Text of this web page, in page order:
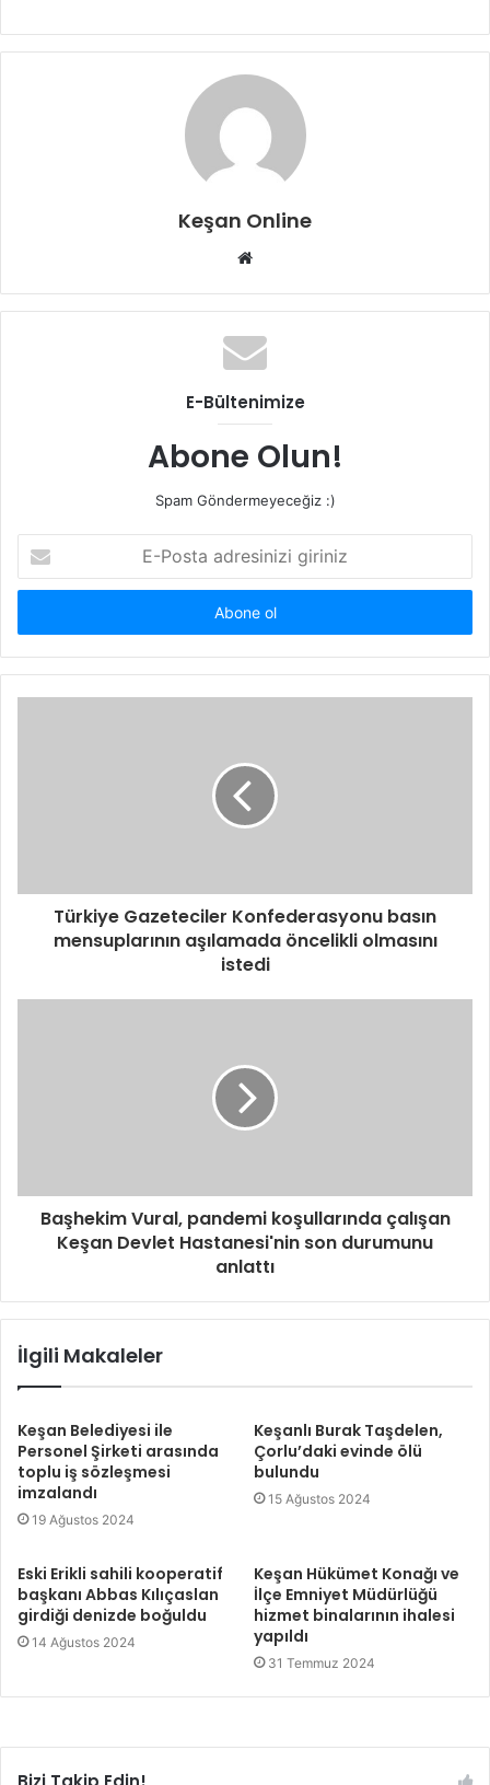
Keşan Online
Web
E-Bültenimize
Abone Olun!
Spam Göndermeyeceğiz :)
Posta
adresinizi
Türkiye Gazeteciler Konfederasyonu basın
mensuplarının aşılamada öncelikli olmasını
istedi
Başhekim Vural, pandemi koşullarında çalışan
Keşan Devlet Hastanesi'nin son durumunu
anlattı
İlgili Makaleler
Keşan Belediyesi ile
Personel Şirketi arasında
toplu iş sözleşmesi
imzalandı
19 Ağustos 2024
Keşanlı Burak Taşdelen,
Çorlu’daki evinde ölü
bulundu
15 Ağustos 2024
Eski Erikli sahili kooperatif
başkanı Abbas Kılıçaslan
girdiği denizde boğuldu
14 Ağustos 2024
Keşan Hükümet Konağı ve
İlçe Emniyet Müdürlüğü
hizmet binalarının ihalesi
yapıldı
31 Temmuz 2024